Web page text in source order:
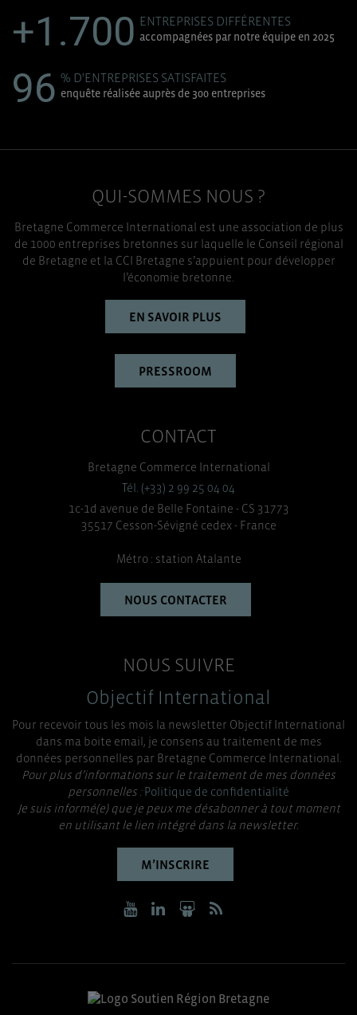
+1.700 ENTREPRISES DIFFÉRENTES
accompagnées par notre équipe en 2025
96 % D'ENTREPRISES SATISFAITES
enquête réalisée auprès de 300 entreprises
QUI-SOMMES NOUS ?
Bretagne Commerce International est une association de plus
de 1000 entreprises bretonnes sur laquelle le Conseil régional
de Bretagne et la CCI Bretagne s’appuient pour développer
l’économie bretonne.
EN SAVOIR PLUS
PRESSROOM
CONTACT
Bretagne Commerce International
Tél. (+33) 2 99 25 04 04
1c-1d avenue de Belle Fontaine - CS 31773
35517 Cesson-Sévigné cedex - France
Métro : station Atalante
NOUS CONTACTER
NOUS SUIVRE
Objectif International
Pour recevoir tous les mois la newsletter Objectif International
dans ma boite email, je consens au traitement de mes
données personnelles par Bretagne Commerce International.
Pour plus d’informations sur le traitement de mes données
personnelles :Politique de confidentialité
Je suis informé(e) que je peux me désabonner à tout moment
en utilisant le lien intégré dans la newsletter.
M’INSCRIRE